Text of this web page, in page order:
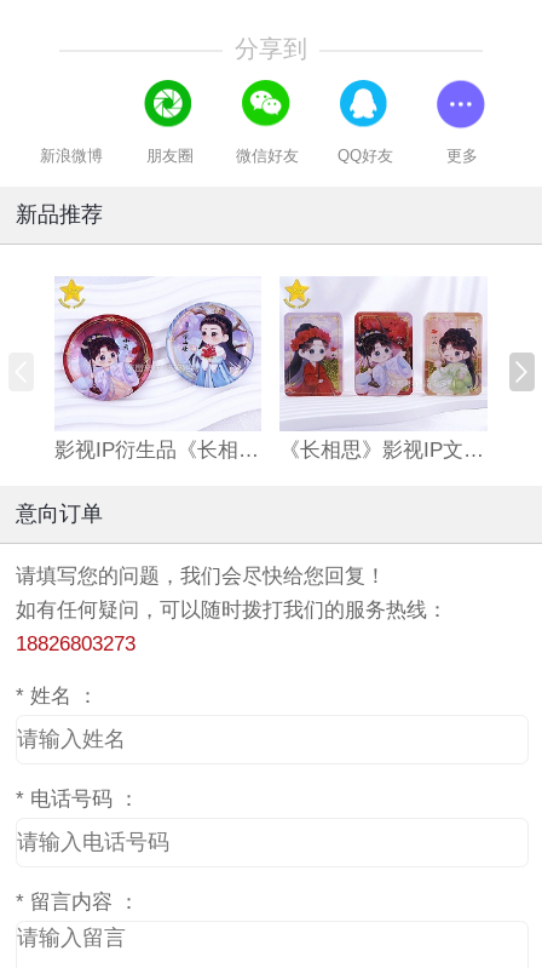
分享到
新浪微博 朋友圈 微信好友 QQ好友 更多
新品推荐
影视IP衍生品《长相思》双闪吧唧 《长相思》影视IP文创亚克力流沙麻将
意向订单
请填写您的问题，我们会尽快给您回复！
如有任何疑问，可以随时拨打我们的服务热线：
18826803273
* 姓名 ：
* 电话号码 ：
* 留言内容 ：